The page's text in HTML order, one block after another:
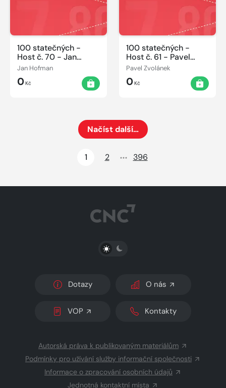
100 statečných -
Host č. 70 - Jan
Hofman 08.06.2014
Jan Hofman
0Kč
100 statečných -
Host č. 61 - Pavel
Zvolánek 07.06.2014
Pavel Zvolánek
0Kč
Načíst další…
1
2 396
PŘEPNOUT SVĚTLÝ/TMAVÝ REŽIM
Dotazy O nás
VOP Kontakty
Autorská práva k publikovaným materiálům
Podmínky pro užívání služby informační společnosti
Informace o zpracování osobních údajů
Jednotná kontaktní místa